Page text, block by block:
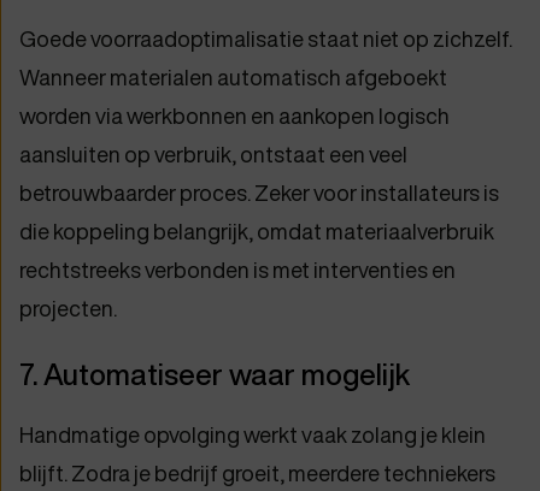
Goede voorraadoptimalisatie staat niet op zichzelf.
Wanneer materialen automatisch afgeboekt
worden via werkbonnen en aankopen logisch
aansluiten op verbruik, ontstaat een veel
betrouwbaarder proces. Zeker voor installateurs is
die koppeling belangrijk, omdat materiaalverbruik
rechtstreeks verbonden is met interventies en
projecten.
7. Automatiseer waar mogelijk
Handmatige opvolging werkt vaak zolang je klein
blijft. Zodra je bedrijf groeit, meerdere techniekers